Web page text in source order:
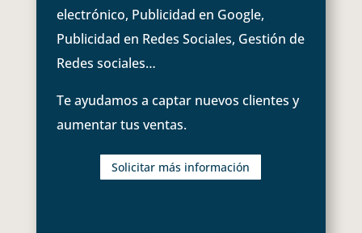
electrónico, Publicidad en Google,
Publicidad en Redes Sociales, Gestión de
Redes sociales…
Te ayudamos a captar nuevos clientes y
aumentar tus ventas.
Solicitar más información